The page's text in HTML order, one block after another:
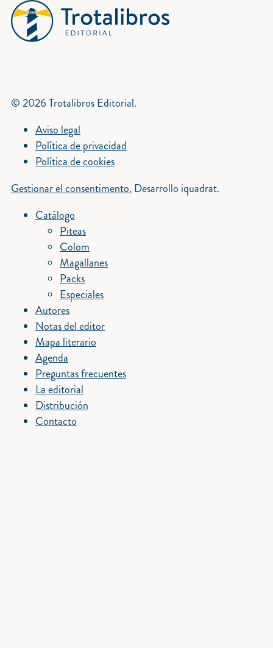
© 2026 Trotalibros Editorial.
Aviso legal
Política de privacidad
Política de cookies
Gestionar el consentimento.Desarrollo iquadrat.
Catálogo
Piteas
Colom
Magallanes
Packs
Especiales
Autores
Notas del editor
Mapa literario
Agenda
Preguntas frecuentes
La editorial
Distribución
Contacto